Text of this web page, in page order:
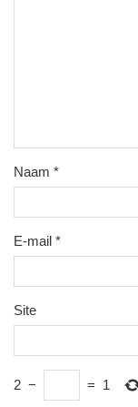
Naam *
E-mail *
Site
2 − = 1